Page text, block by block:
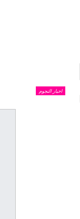
اخبار النجوم